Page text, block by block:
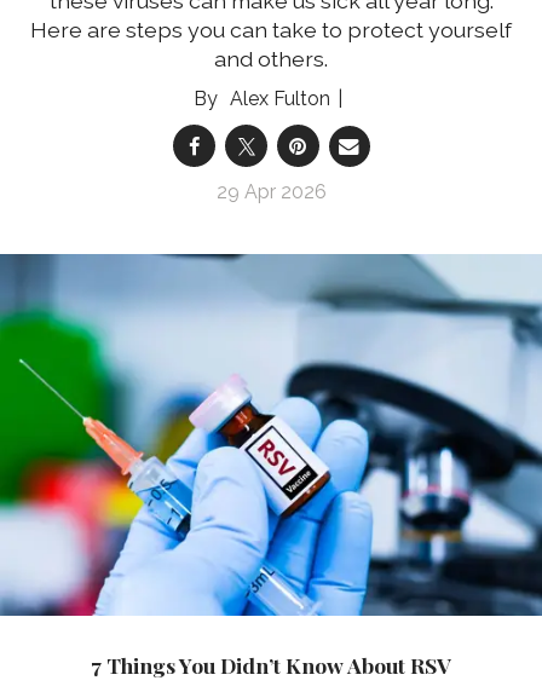
Here are steps you can take to protect yourself
and others.
Alex Fulton
29 Apr 2026
7 Things You Didn’t Know About RSV